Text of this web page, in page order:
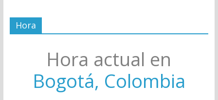
Hora
Hora actual en
Bogotá, Colombia